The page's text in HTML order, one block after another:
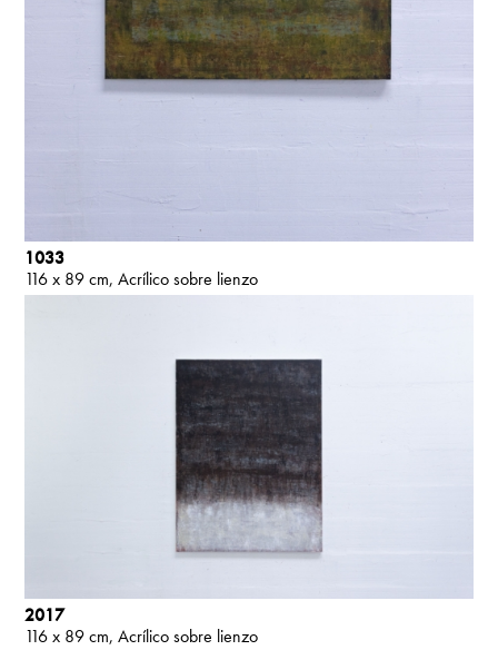
1033
116 x 89 cm Acrílico sobre lienzo
2017
116 x 89 cm Acrílico sobre lienzo